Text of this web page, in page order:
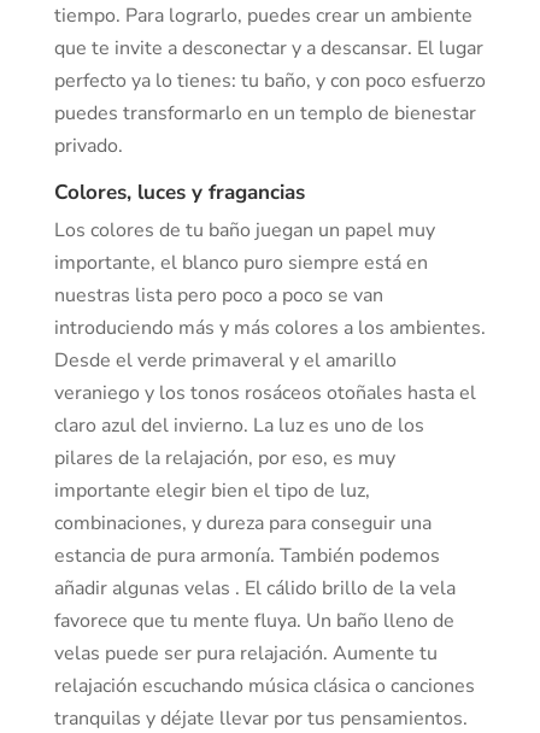
tiempo. Para lograrlo, puedes crear un ambiente
que te invite a desconectar y a descansar. El lugar
perfecto ya lo tienes: tu baño, y con poco esfuerzo
puedes transformarlo en un templo de bienestar
privado.
Colores, luces y fragancias
Los colores de tu baño juegan un papel muy
importante, el blanco puro siempre está en
nuestras lista pero poco a poco se van
introduciendo más y más colores a los ambientes.
Desde el verde primaveral y el amarillo
veraniego y los tonos rosáceos otoñales hasta el
claro azul del invierno. La luz es uno de los
pilares de la relajación, por eso, es muy
importante elegir bien el tipo de luz,
combinaciones, y dureza para conseguir una
estancia de pura armonía. También podemos
añadir algunas velas . El cálido brillo de la vela
favorece que tu mente fluya. Un baño lleno de
velas puede ser pura relajación. Aumente tu
relajación escuchando música clásica o canciones
tranquilas y déjate llevar por tus pensamientos.